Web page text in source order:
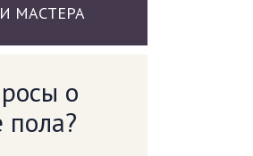
МАСТЕРА
о
пола?